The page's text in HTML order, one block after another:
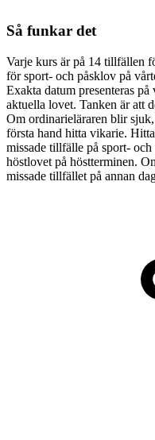
Så funkar det
Varje kurs är på 14 tillfällen
för sport- och påsklov på
Exakta datum presenteras
aktuella lovet. Tanken är att
Om ordinarieläraren blir
första hand hitta vikarie.
missade tillfälle på sport-
höstlovet på höstterminen.
missade tillfället på annan